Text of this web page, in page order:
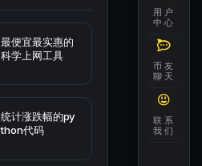
最便宜最实惠的
科学上网工具
统计涨跌幅的py
thon代码
用户
中心
币友
聊天
联系
我们